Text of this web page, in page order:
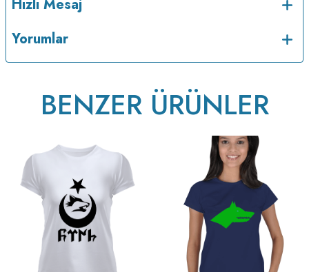
Hızlı Mesaj
Yorumlar
BENZER ÜRÜNLER